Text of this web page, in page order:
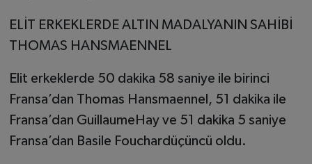
ELİT ERKEKLERDE ALTIN MADALYANIN SAHİBİ
THOMAS HANSMAENNEL
Elit erkeklerde 50 dakika 58 saniye ile birinci
Fransa’dan Thomas Hansmaennel, 51 dakika ile
Fransa’dan GuillaumeHay ve 51 dakika 5 saniye
Fransa’dan Basile Fouchardüçüncü oldu.